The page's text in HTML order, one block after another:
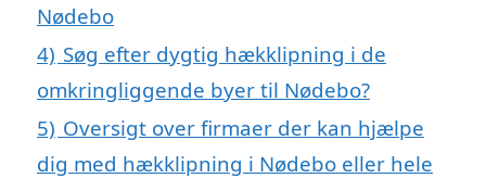
Nødebo
4) Søg efter dygtig hækklipning i de
omkringliggende byer til Nødebo?
5) Oversigt over firmaer der kan hjælpe
dig med hækklipning i Nødebo eller hele